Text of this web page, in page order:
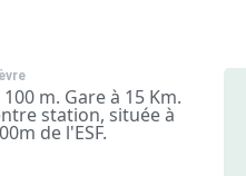
accessible aux
réduite.
location à la
est en pied de
balcon.
m. Gare à 15 Km.
station, située à
de l'ESF.